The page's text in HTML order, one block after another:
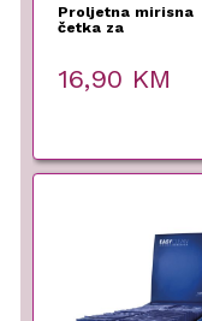
Proljetna mirisna
četka za
16,90 KM